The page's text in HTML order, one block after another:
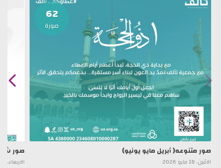
62
صورة
صور متنوعه( أبريل مايو يونيو)
الاثنين، 18 مايو 2026
صور
الاربعاء، 02 يوليو 2025